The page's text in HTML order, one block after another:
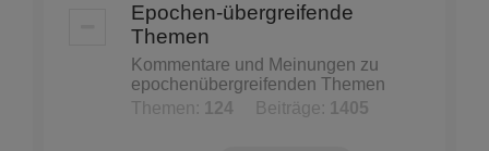
Epochen-übergreifende
Themen
Kommentare und Meinungen zu
epochenübergreifenden Themen
Themen:
124 Beiträge: 1405